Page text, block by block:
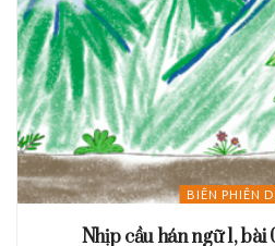
BIÊN PHIÊN
Nhịp cầu hán ngữ 1, bài